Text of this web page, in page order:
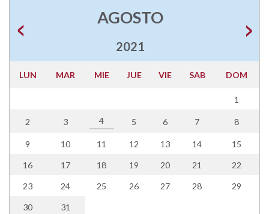
AGOSTO
2021
LUN MAR MIE JUE VIE SAB DOM
1
2 3 4 5 6 7 8
9 10 11 12 13 14 15
16 17 18 19 20 21 22
23 24 25 26 27 28 29
30 31